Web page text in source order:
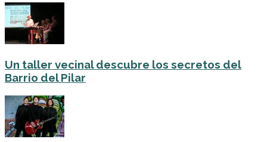
Un taller vecinal descubre los secretos del
Barrio del Pilar